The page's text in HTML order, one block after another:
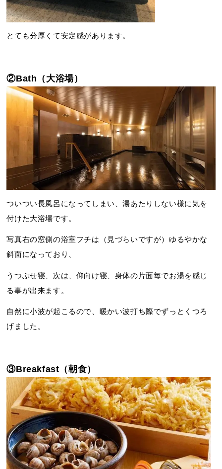
とても分厚くて安定感があります。
②Bath（大浴場）
ついつい長風呂になってしまい、湯あたりしない様に気を
付けた大浴場です。
写真右の窓側の浴室フチは（見づらいですが）ゆるやかな
斜面になっており、
うつぶせ寝、次は、仰向け寝、身体の片面毎でお湯を感じ
る事が出来ます。
自然に小波が起こるので、暖かい波打ち際でずっとくつろ
げました。
③Breakfast（朝食）